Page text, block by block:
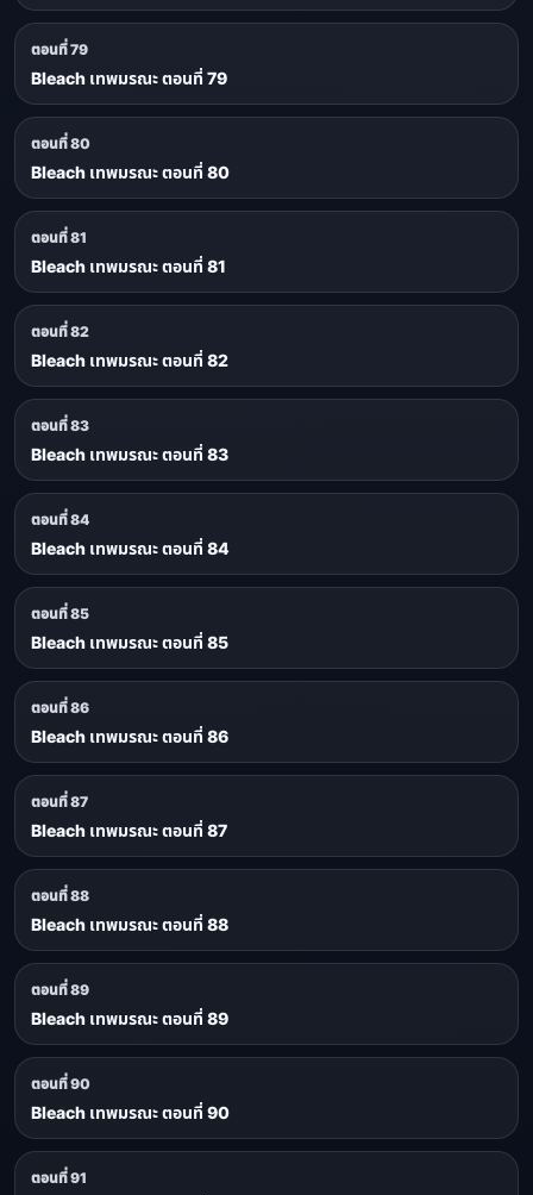
ตอนที่ 79
Bleach เทพมรณะ ตอนที่ 79
ตอนที่ 80
Bleach เทพมรณะ ตอนที่ 80
ตอนที่ 81
Bleach เทพมรณะ ตอนที่ 81
ตอนที่ 82
Bleach เทพมรณะ ตอนที่ 82
ตอนที่ 83
Bleach เทพมรณะ ตอนที่ 83
ตอนที่ 84
Bleach เทพมรณะ ตอนที่ 84
ตอนที่ 85
Bleach เทพมรณะ ตอนที่ 85
ตอนที่ 86
Bleach เทพมรณะ ตอนที่ 86
ตอนที่ 87
Bleach เทพมรณะ ตอนที่ 87
ตอนที่ 88
Bleach เทพมรณะ ตอนที่ 88
ตอนที่ 89
Bleach เทพมรณะ ตอนที่ 89
ตอนที่ 90
Bleach เทพมรณะ ตอนที่ 90
ตอนที่ 91